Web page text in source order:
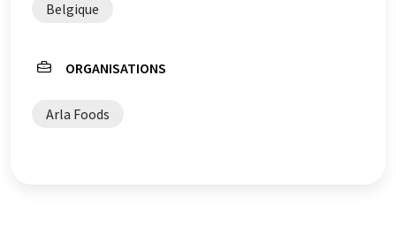
Belgique
ORGANISATIONS
Arla Foods